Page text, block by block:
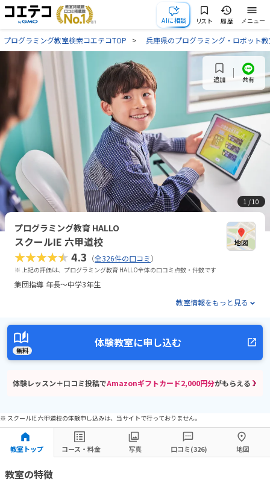
AIに相談 リスト 履歴 メニュー
プログラミング教室検索コエテコTOP 兵庫県のプログラミング・ロボット
1 / 10
追加 共有
プログラミング教育 HALLO
スクールIE 六甲道校
★★★★★4.3 （全326件の口コミ）
※ 上記の評価は、プログラミング教育 HALLO全体の口コミ点数・件数です
集団指導 年長～中学3年生
教室情報をもっと見る
無料
体験教室に申し込む
体験レッスン＋口コミ投稿でAmazonギフトカード2,000円分がもらえる！
※ スクールIE 六甲道校の体験申し込みは、当サイトで行っておりません。
教室トップ コース・料金 写真 口コミ(326) 地図
教室の特徴